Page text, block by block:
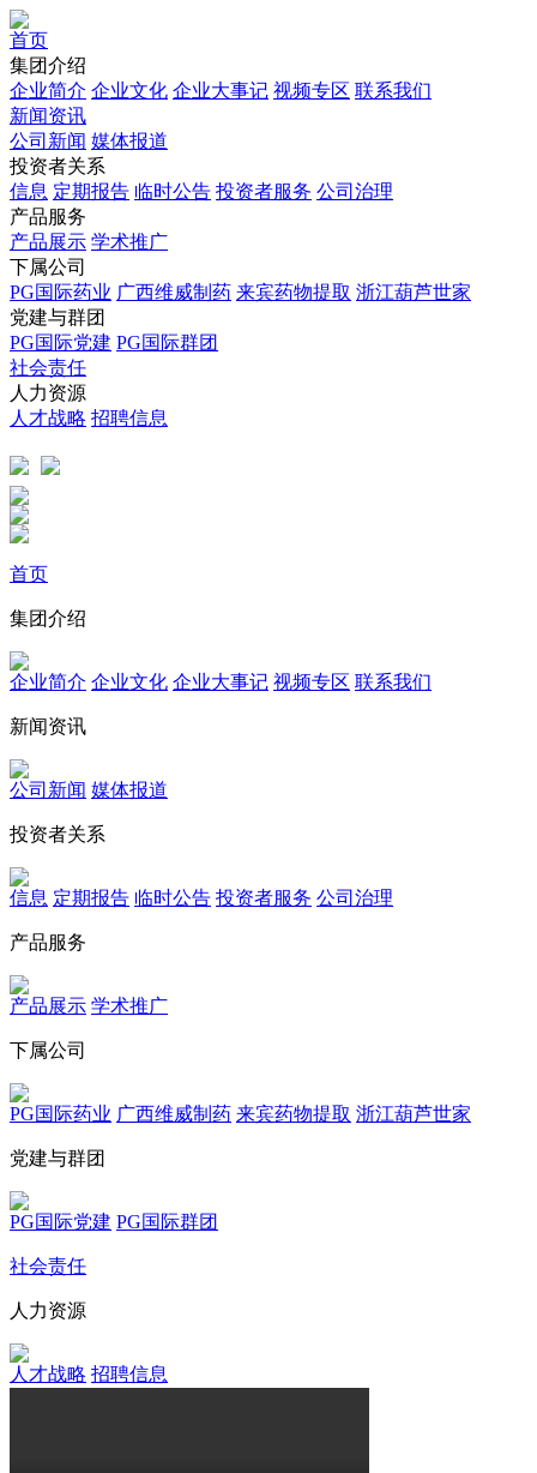
首页
集团介绍
企业简介 企业文化 企业⼤事记 视频专区 联系我们
新闻资讯
公司新闻 媒体报道
投资者关系
信息 定期报告 临时公告 投资者服务 公司治理
产品服务
产品展示 学术推广
下属公司
PG国际药业 广西维威制药 来宾药物提取 浙江葫芦世家
党建与群团
PG国际党建 PG国际群团
社会责任
人力资源
人才战略 招聘信息
首页
集团介绍
企业简介 企业文化 企业⼤事记 视频专区 联系我们
新闻资讯
公司新闻 媒体报道
投资者关系
信息 定期报告 临时公告 投资者服务 公司治理
产品服务
产品展示 学术推广
下属公司
PG国际药业 广西维威制药 来宾药物提取 浙江葫芦世家
党建与群团
PG国际党建 PG国际群团
社会责任
人力资源
人才战略 招聘信息